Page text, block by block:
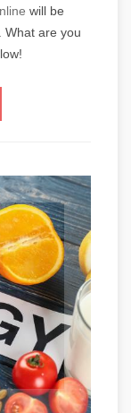
will be
What are you